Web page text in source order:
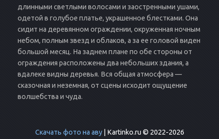
длинными светлыми волосами и заостренными ушами,
одетой в голубое платье, украшенное блестками. Она
сидит на деревянном ограждении, окруженная ночным
небом, полным звезд и облаков, а за ее головой виден
большой месяц. На заднем плане по обе стороны от
ограждения расположены два небольших здания, а
вдалеке видны деревья. Вся общая атмосфера —
сказочная и неземная, от сцены исходит ощущение
волшебства и чуда.
Скачать фото на аву| Kartinko.ru © 2022-2026